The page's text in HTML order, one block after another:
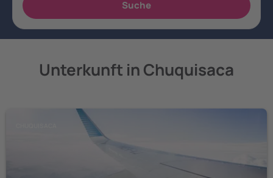
Unterkunft in Chuquisaca